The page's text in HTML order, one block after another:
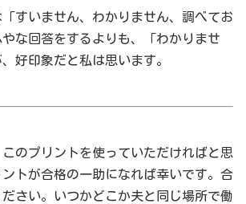
すいません、わかりません、調べてお
な回答をするよりも、「わかりませ
好印象だと私は思います。
のプリントを使っていただければと思
トが合格の一助になれば幸いです。合
ださい。いつかどこか夫と同じ場所で働